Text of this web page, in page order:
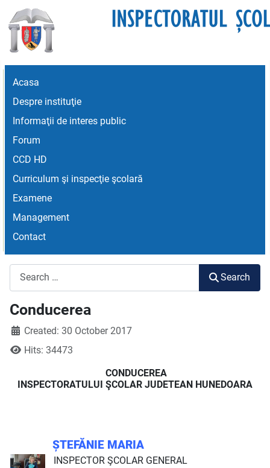
Acasa
Despre instituţie
Informaţii de interes public
Forum
CCD HD
Curriculum şi inspecţie şcolară
Examene
Management
Contact
Search
Conducerea
Created: 30 October 2017
Hits: 34473
CONDUCEREA
INSPECTORATULUI ŞCOLAR JUDETEAN HUNEDOARA
ȘTEFĂNIE MARIA
INSPECTOR ŞCOLAR GENERAL